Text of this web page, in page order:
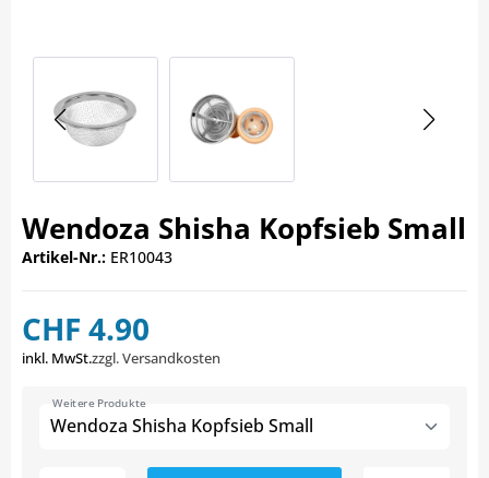
Wendoza Shisha Kopfsieb Small
Artikel-Nr.: ER10043
CHF 4.90
inkl. MwSt.zzgl. Versandkosten
Wendoza Shisha Kopfsieb Small
Weitere Produkte